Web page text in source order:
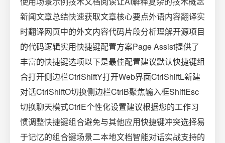
新闻文章总结快速获取文章核心要点外语内容翻译实
时翻译网页中的外文内容代码片段分析理解开源项目
的代码逻辑实用快捷键配置方案Page Assist提供了
丰富的快捷键选项以下是最佳配置建议默认快捷键组
合打开侧边栏CtrlShiftY打开Web界面CtrlShiftL新建
对话CtrlShiftO切换侧边栏CtrlB聚焦输入框ShiftEsc
切换聊天模式CtrlE个性化设置建议根据您的工作习
惯调整快捷键组合避免与其他应用快捷键冲突选择易
于记忆的组合键场景二本地文档智能对话实战支持的